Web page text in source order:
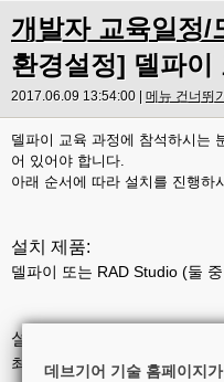
개발자 교육일정/
환경설정] 델파이
2017.06.09 13:54:00 | 메뉴 건너뛰기
델파이 교육 과정에 참석하시는
어 있어야 합니다.
아래 순서에 따라 설치를 진행하
설치 제품:
델파이 또는 RAD Studio (둘
설치 버전 및 에디션:
최신 버전, 엔터프라이즈 또는
데브기어 기술 홈페이지